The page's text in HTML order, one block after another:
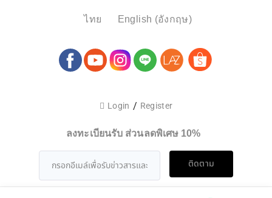
ไทย English (อังกฤษ)
ลงทะเบียนรับ ส่วนลดพิเศษ 10%
ติดตาม
Login / Register